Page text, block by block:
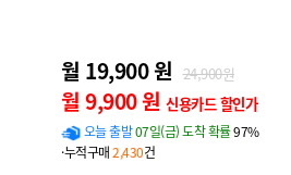
월 19,900 원 24,900원
월 9,900 원 신용카드 할인가
오늘 출발07일(금) 도착 확률97%
·누적구매2,430건